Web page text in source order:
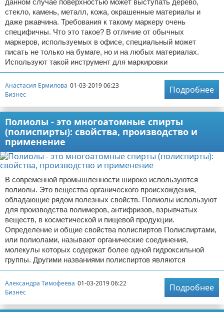
данном случае поверхностью может выступать дерево,
стекло, камень, металл, кожа, окрашенные материалы и
даже ржавчина. Требования к такому маркеру очень
специфичны. Что это такое? В отличие от обычных
маркеров, используемых в офисе, специальный может
писать не только на бумаге, но и на любых материалах.
Используют такой инструмент для маркировки
Анастасия Ермилова 01-03-2019 06:23
Бизнес
Подробнее
Полиолы - это многоатомные спирты
(полиспирты): свойства, производство и
применение
В современной промышленности широко используются
полиолы. Это вещества органического происхождения,
обладающие рядом полезных свойств. Полиолы используют
для производства полимеров, антифризов, взрывчатых
веществ, в косметической и пищевой продукции.
Определение и общие свойства полиспиртов Полиспиртами,
или полиолами, называют органические соединения,
молекулы которых содержат более одной гидроксильной
группы. Другими названиями полиспиртов являются
Александра Тимофеева 01-03-2019 06:22
Бизнес
Подробнее